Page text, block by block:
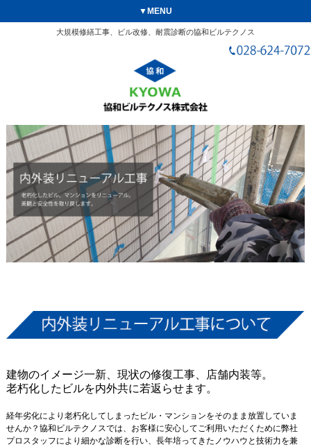
▼MENU
大規模修繕工事、ビル改修、耐震診断の協和ビルテクノス
建物のイメージ一新、現状の修復工事、店舗内装等。
老朽化したビルを内外共に若返らせます。
経年劣化により老朽化してしまったビル・マンションをそのまま放置していま
せんか？協和ビルテクノスでは、お客様に安心してご利用いただくために弊社
プロスタッフにより細かな診断を行い、長年培ってきたノウハウと技術力を兼